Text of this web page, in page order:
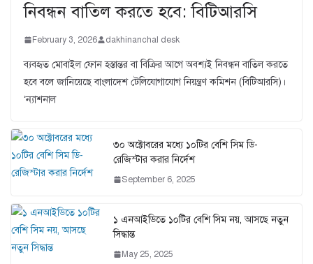
নিবন্ধন বাতিল করতে হবে: বিটিআরসি
February 3, 2026 dakhinanchal desk
ব্যবহৃত মোবাইল ফোন হস্তান্তর বা বিক্রির আগে অবশ্যই নিবন্ধন বাতিল করতে
হবে বলে জানিয়েছে বাংলাদেশ টেলিযোগাযোগ নিয়ন্ত্রণ কমিশন (বিটিআরসি)।
‘ন্যাশনাল
৩০ অক্টোবরের মধ্যে ১০টির বেশি সিম ডি-
রেজিস্টার করার নির্দেশ
September 6, 2025
১ এনআইডিতে ১০টির বেশি সিম নয়, আসছে নতুন
সিদ্ধান্ত
May 25, 2025